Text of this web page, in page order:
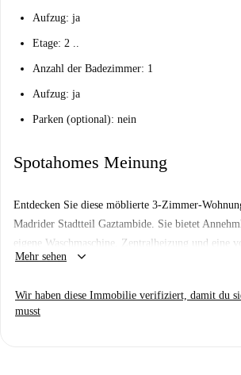
Aufzug: ja
Etage: 2 ..
Anzahl der Badezimmer: 1
Aufzug: ja
Parken (optional): nein
Spotahomes Meinung
Entdecken Sie diese möblierte 3-Zimmer-
Madrider Stadtteil Gaztambide. Sie bietet
eigene Waschmaschine, Zentralheizung und eine
Küche. Bitte beachten Sie, dass in der Unterkunft
Ihnen bei der Buchung Ihrer nächsten Unterkunft
geben.
Mehr sehen keyboard_arrow_down
Wir haben diese Immobilie verifiziert, damit du
musst